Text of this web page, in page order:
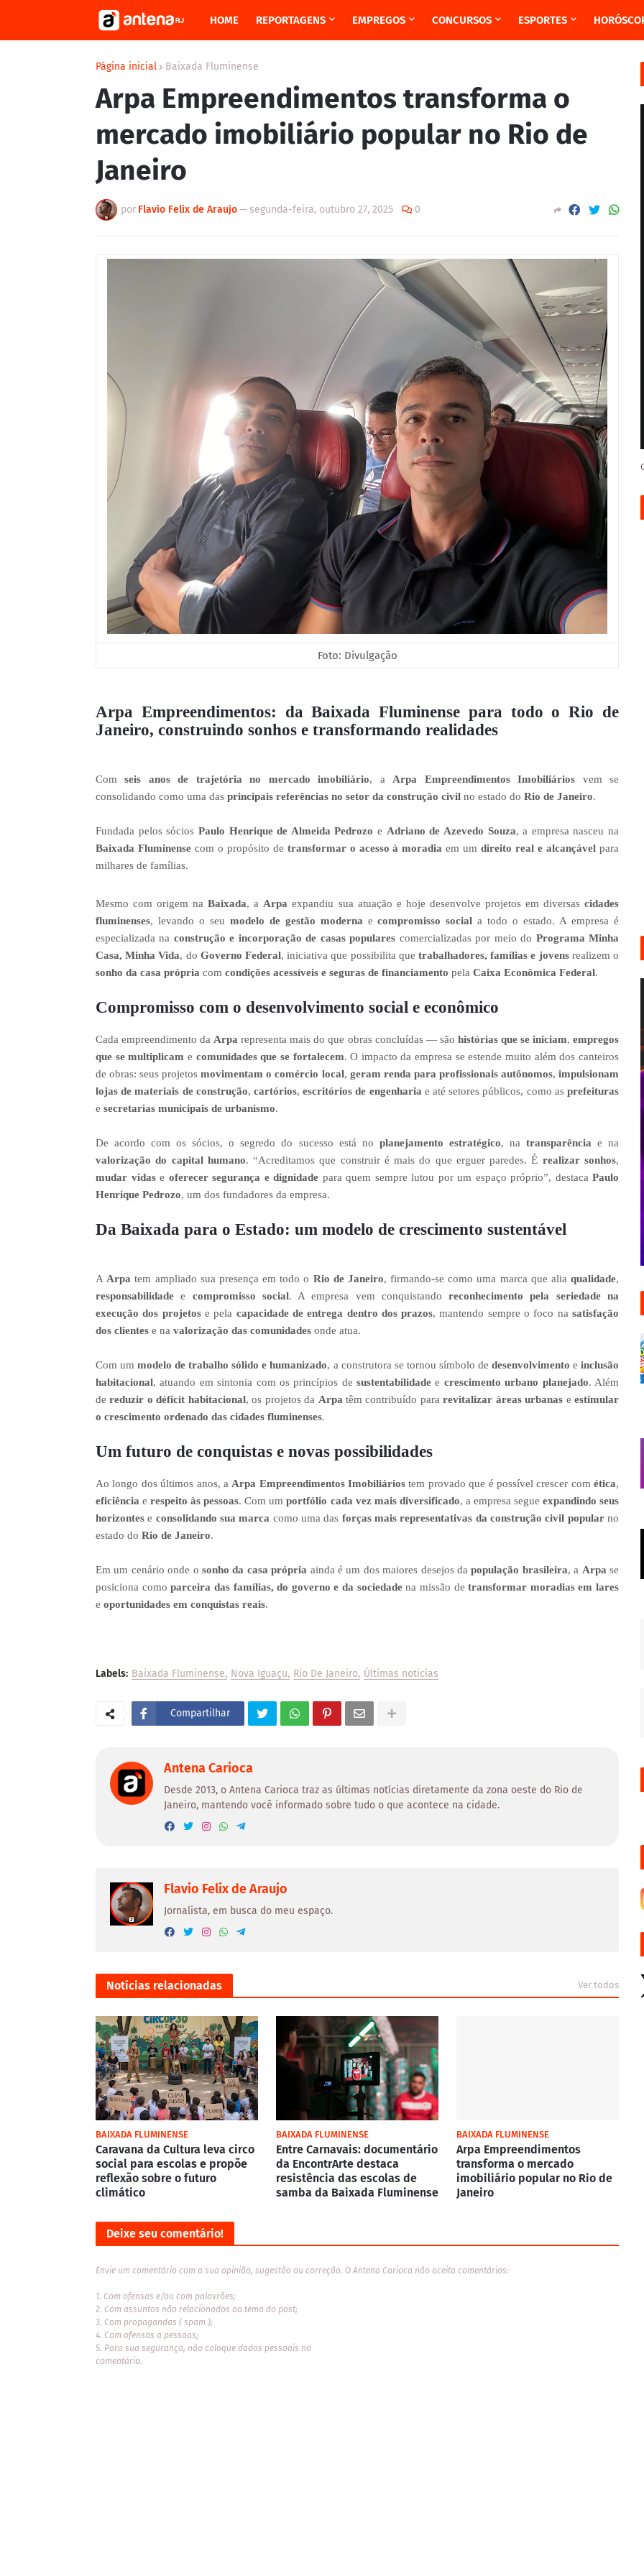
HOME REPORTAGENS EMPREGOS CONCURSOS ESPORTES
Página inicial Baixada Fluminense
Arpa Empreendimentos transforma o
mercado imobiliário popular no Rio de
Janeiro
por Flavio Felix de Araujo— segunda-feira, outubro 27, 2025 0
Foto: Divulgação
Arpa Empreendimentos: da Baixada Fluminense para todo o Rio de
Janeiro, construindo sonhos e transformando realidades
Comseis anos de trajetória no mercado imobiliário, a Arpa Empreendimentos Imobiliários vem se
consolidando como uma das principais referências no setor da construção civil no estado do Rio de Janeiro.
Fundada pelos sócios Paulo Henrique de Almeida Pedrozo e Adriano de Azevedo Souza, a empresa nasceu na
Baixada Fluminensecom o propósito de transformar o acesso à moradia em umdireito real e alcançável para
milhares de famílias.
Mesmo com origem naBaixada, a Arpa expandiu sua atuação e hoje desenvolve projetos em diversas cidades
fluminenses, levando o seu modelo de gestão moderna ecompromisso social a todo o estado. A empresa é
especializada na construção e incorporação de casas populares comercializadas por meio do Programa Minha
Casa, Minha Vida, do Governo Federal, iniciativa que possibilita quetrabalhadores, famílias e jovensrealizem o
sonho da casa própria com condições acessíveis e seguras de financiamento pela Caixa Econômica Federal.
Compromisso com o desenvolvimento social e econômico
Cada empreendimento da Arpa representa mais do que obras concluídas — são histórias que se iniciam, empregos
que se multiplicam e comunidades que se fortalecem. O impacto da empresa se estende muito além dos canteiros
de obras: seus projetosmovimentam o comércio local, geram renda para profissionais autônomos,impulsionam
lojas de materiais de construção,cartórios,escritórios de engenharia e até setores públicos, como asprefeituras
e secretarias municipais de urbanismo.
De acordo com os sócios, o segredo do sucesso está no planejamento estratégico, na transparência e na
valorização do capital humano. “Acreditamos que construir é mais do que erguer paredes. É realizar sonhos,
mudar vidase oferecer segurança e dignidade para quem sempre lutou por um espaço próprio”, destaca Paulo
Henrique Pedrozo, um dos fundadores da empresa.
Da Baixada para o Estado: um modelo de crescimento sustentável
A Arpa tem ampliado sua presença em todo o Rio de Janeiro, firmando-se como uma marca que aliaqualidade,
responsabilidade e compromisso social. A empresa vem conquistandoreconhecimento pela seriedade na
execução dos projetose pela capacidade de entrega dentro dos prazos, mantendo sempre o foco na satisfação
dos clientes e na valorização das comunidades onde atua.
Com ummodelo de trabalho sólido e humanizado, a construtora se tornou símbolo de desenvolvimento e inclusão
habitacional, atuando em sintonia com os princípios desustentabilidade e crescimento urbano planejado. Além
dereduzir o déficit habitacional, os projetos da Arpa têm contribuído pararevitalizar áreas urbanas e estimular
o crescimento ordenado das cidades fluminenses.
Um futuro de conquistas e novas possibilidades
Ao longo dos últimos anos, a Arpa Empreendimentos Imobiliários tem provado que é possível crescer com ética,
eficiência erespeito às pessoas. Com umportfólio cada vez mais diversificado, a empresa segue expandindo seus
horizontes e consolidando sua marca como uma das forças mais representativas da construção civil popularno
estado do Rio de Janeiro.
Em um cenário onde o sonho da casa própria ainda é um dos maiores desejos dapopulação brasileira, a Arpa se
posiciona comoparceira das famílias, do governo e da sociedadena missão detransformar moradias em lares
e oportunidades em conquistas reais.
Labels: Baixada Fluminense Nova Iguaçu Rio De Janeiro Últimas noticias
Compartilhar
Antena Carioca
Desde 2013, o Antena Carioca traz as últimas notícias diretamente da zona oeste do Rio de
Janeiro, mantendo você informado sobre tudo o que acontece na cidade.
Flavio Felix de Araujo
Jornalista, em busca do meu espaço.
Notícias relacionadas Ver todos
BAIXADA FLUMINENSE
Caravana da Cultura leva circo
social para escolas e propõe
reflexão sobre o futuro
climático
BAIXADA FLUMINENSE
Entre Carnavais: documentário
da EncontrArte destaca
resistência das escolas de
samba da Baixada Fluminense
BAIXADA FLUMINENSE
Arpa Empreendimentos
transforma o mercado
imobiliário popular no Rio de
Janeiro
Deixe seu comentário!
Envie um comentário com a sua opinião, sugestão ou correção. O Antena Carioca não aceita comentários:
1. Com ofensas e/ou com palavrões;
2. Com assuntos não relacionados ao tema do post;
3. Com propagandas ( spam );
4. Com ofensas a pessoas;
5. Para sua segurança, não coloque dados pessoais no
comentário.